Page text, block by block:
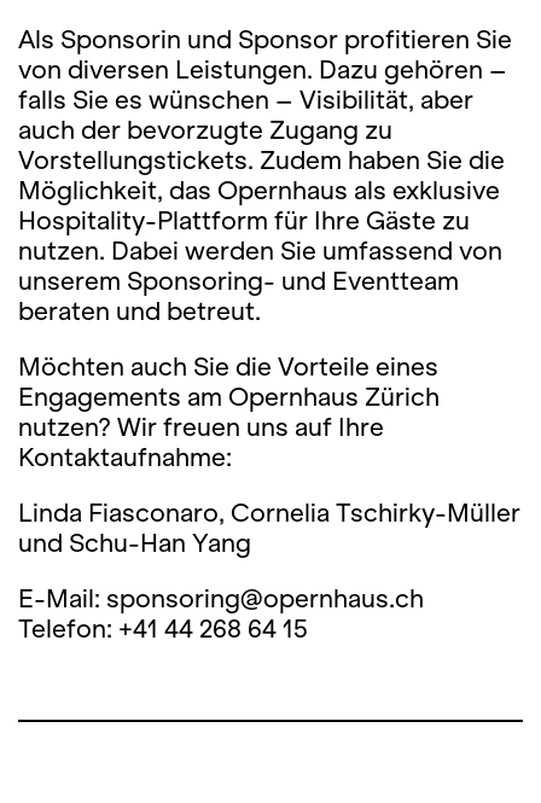
Als Sponsorin und Sponsor profitieren Sie
von diversen Leistungen. Dazu gehören –
falls Sie es wünschen – Visibilität, aber
auch der bevorzugte Zugang zu
Vorstellungstickets. Zudem haben Sie die
Möglichkeit, das Opernhaus als exklusive
Hospitality-Plattform für Ihre Gäste zu
nutzen. Dabei werden Sie umfassend von
unserem Sponsoring- und Eventteam
beraten und betreut.
Möchten auch Sie die Vorteile eines
Engagements am Opernhaus Zürich
nutzen? Wir freuen uns auf Ihre
Kontaktaufnahme:
Linda Fiasconaro, Cornelia Tschirky-Müller
und Schu-Han Yang
E-Mail: sponsoring@opernhaus.ch
Telefon: +41 44 268 64 15